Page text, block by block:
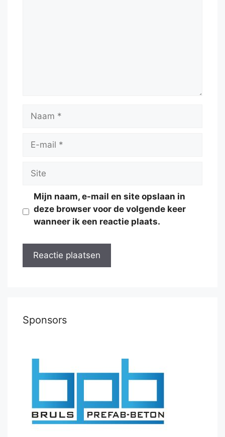
Naam
Site
Mijn naam, e-mail en site opslaan in
deze browser voor de volgende keer
wanneer ik een reactie plaats.
Sponsors